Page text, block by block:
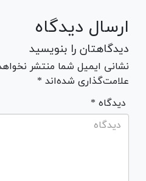
ارسال دیدگاه
دیدگاهتان را بنویسید
نشانی ایمیل شما منتشر
علامت‌گذاری شده‌اند *
* دیدگاه